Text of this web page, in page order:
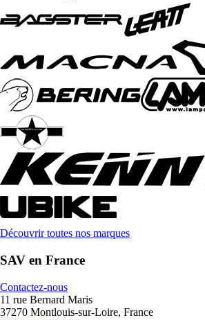
Découvrir toutes nos marques
SAV en France
Contactez-nous
11 rue Bernard Maris
37270 Montlouis-sur-Loire, France